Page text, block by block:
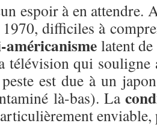
espoir à en attendre.
difficiles à
latent de
télévision qui souligne
est due à un
là-bas). La
enviable,